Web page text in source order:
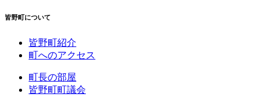
皆野町について
皆野町紹介
町へのアクセス
町長の部屋
皆野町町議会